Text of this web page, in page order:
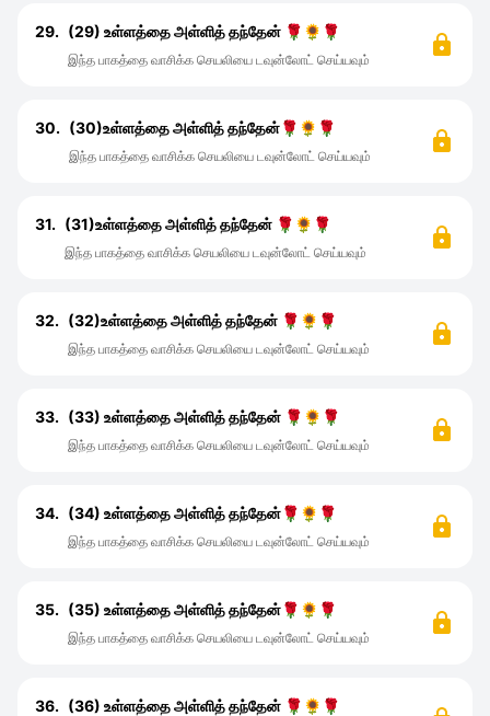
29. (29) உள்ளத்தை அள்ளித் தந்தேன் 🌹🌻🌹
இந்த பாகத்தை வாசிக்க செயலியை டவுன்லோட் செய்யவும்
30. (30)உள்ளத்தை அள்ளித் தந்தேன்🌹🌻🌹
இந்த பாகத்தை வாசிக்க செயலியை டவுன்லோட் செய்யவும்
31. (31)உள்ளத்தை அள்ளித் தந்தேன் 🌹🌻🌹
இந்த பாகத்தை வாசிக்க செயலியை டவுன்லோட் செய்யவும்
32. (32)உள்ளத்தை அள்ளித் தந்தேன் 🌹🌻🌹
இந்த பாகத்தை வாசிக்க செயலியை டவுன்லோட் செய்யவும்
33. (33) உள்ளத்தை அள்ளித் தந்தேன் 🌹🌻🌹
இந்த பாகத்தை வாசிக்க செயலியை டவுன்லோட் செய்யவும்
34. (34) உள்ளத்தை அள்ளித் தந்தேன்🌹🌻🌹
இந்த பாகத்தை வாசிக்க செயலியை டவுன்லோட் செய்யவும்
35. (35) உள்ளத்தை அள்ளித் தந்தேன்🌹🌻🌹
இந்த பாகத்தை வாசிக்க செயலியை டவுன்லோட் செய்யவும்
36. (36) உள்ளத்தை அள்ளித் தந்தேன் 🌹🌻🌹